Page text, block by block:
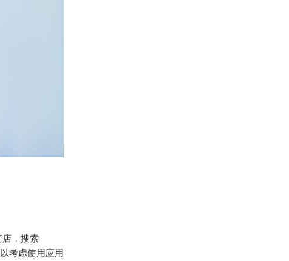
店，搜索
考虑使用应用